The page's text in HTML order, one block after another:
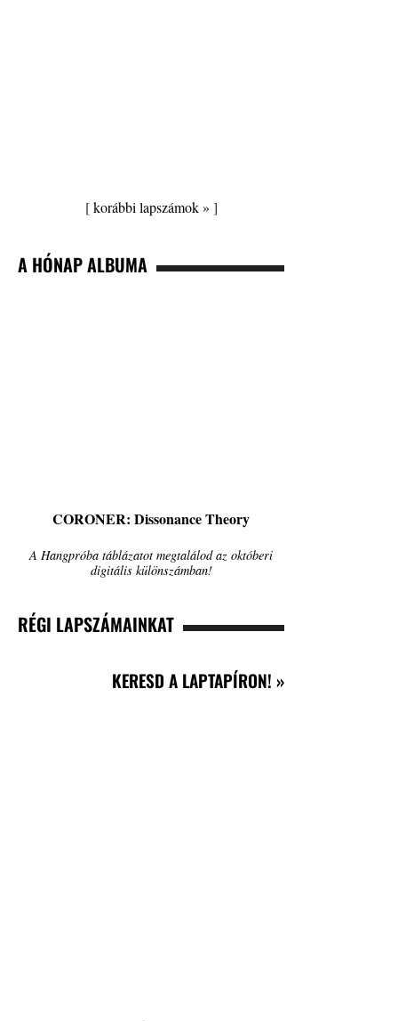
[korábbi lapszámok » ]
A HÓNAP ALBUMA
CORONER: Dissonance Theory
A Hangpróba táblázatot megtalálod az októberi
digitális különszámban!
RÉGI LAPSZÁMAINKAT
KERESD A LAPTAPÍRON! »